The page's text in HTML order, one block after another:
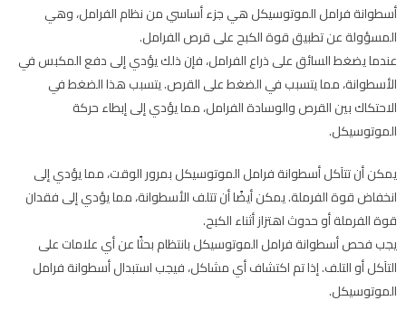
أسطوانة فرامل الموتوسيكل هي جزء أساسي من نظام الفرامل، وهي
المسؤولة عن تطبيق قوة الكبح على قرص الفرامل.
عندما يضغط السائق على ذراع الفرامل، فإن ذلك يؤدي إلى دفع المكبس في
الأسطوانة، مما يتسبب في الضغط على القرص. يتسبب هذا الضغط في
الاحتكاك بين القرص والوسادة الفرامل، مما يؤدي إلى إبطاء حركة
الموتوسيكل.
يمكن أن تتآكل أسطوانة فرامل الموتوسيكل بمرور الوقت، مما يؤدي إلى
انخفاض قوة الفرملة. يمكن أيضًا أن تتلف الأسطوانة، مما يؤدي إلى فقدان
قوة الفرملة أو حدوث اهتزاز أثناء الكبح.
يجب فحص أسطوانة فرامل الموتوسيكل بانتظام بحثًا عن أي علامات على
التآكل أو التلف. إذا تم اكتشاف أي مشاكل، فيجب استبدال أسطوانة فرامل
الموتوسيكل.